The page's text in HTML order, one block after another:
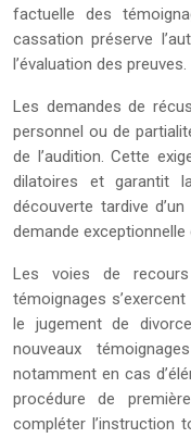
factuelle des
cassation préserve
l’évaluation des preuves.
Les demandes de
personnel ou de
de l’audition. Cette
dilatoires et garantit
découverte tardive
demande
Les voies de
témoignages
le jugement de
nouveaux
notamment en cas
procédure de
compléter l’instruction